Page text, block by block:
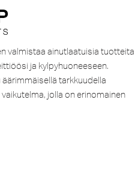
valmistaa ainutlaatuisia tuotteita
ja kylpyhuoneeseen.
tarkkuudella
jolla on erinomainen